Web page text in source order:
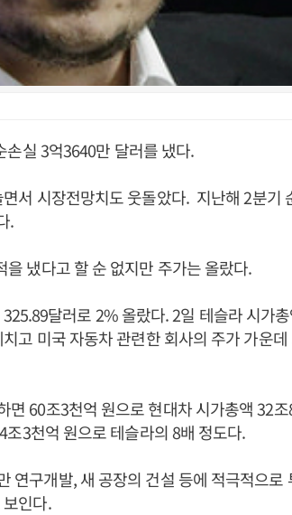
실 3억3640만 달러를 냈다.
서 시장전망치도 웃돌았다. 지난해 2분기
.
냈다고 할 순 없지만 주가는 올랐다.
달러로 2% 올랐다. 2일 테슬라 시가
고 미국 자동차 관련한 회사의 주가 가운
면 60조3천억 원으로 현대차 시가총액 32
3천억 원으로 테슬라의 8배 정도다.
연구개발, 새 공장의 건설 등에 적극적으로
인다.